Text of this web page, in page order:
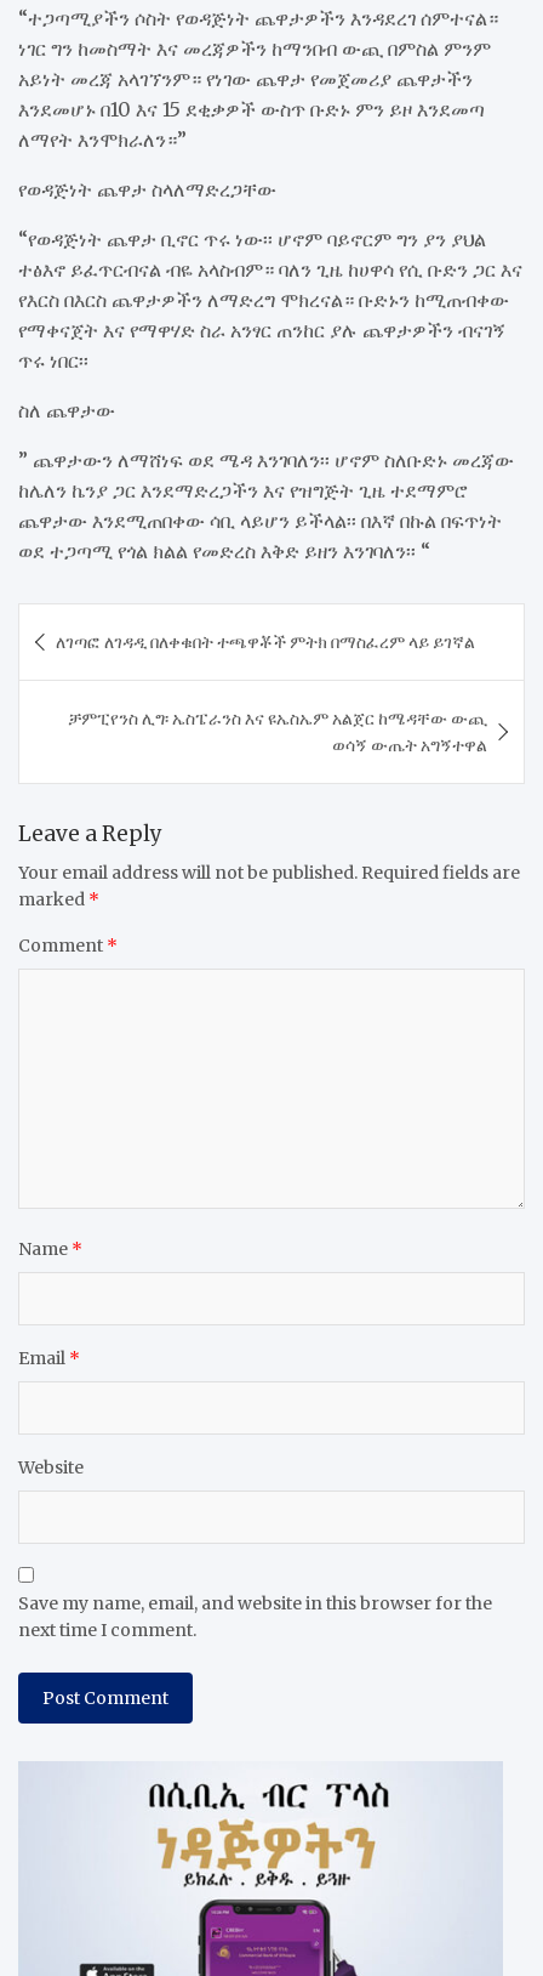
“ተጋጣሚያችን ሶስት የወዳጅነት ጨዋታዎችን እንዳደረገ ሰምተናል።
ነገር ግን ከመስማት እና መረጃዎችን ከማንበብ ውጪ በምስል ምንም
አይነት መረጃ አላገኘንም። የነገው ጨዋታ የመጀመሪያ ጨዋታችን
እንደመሆኑ በ10 እና 15 ደቂቃዎች ውስጥ ቡድኑ ምን ይዞ እንደመጣ
ለማየት እንሞክራለን።”
የወዳጅነት ጨዋታ ስላለማድረጋቸው
“የወዳጅነት ጨዋታ ቢኖር ጥሩ ነው፡፡ ሆኖም ባይኖርም ግን ያን ያህል
ተፅእኖ ይፈጥርብናል ብዬ አላስብም። ባለን ጊዜ ከሀዋሳ የሲ ቡድን ጋር እና
የእርስ በእርስ ጨዋታዎችን ለማድረግ ሞክረናል። ቡድኑን ከሚጠብቀው
የማቀናጀት እና የማዋሃድ ስራ አንፃር ጠንከር ያሉ ጨዋታዎችን ብናገኝ
ጥሩ ነበር፡፡
ስለ ጨዋታው
” ጨዋታውን ለማሸነፍ ወደ ሜዳ እንገባለን፡፡ ሆኖም ስለቡድኑ መረጃው
ከሌለን ኬንያ ጋር እንደማድረጋችን እና የዝግጅት ጊዜ ተደማምሮ
ጨዋታው እንደሚጠበቀው ሳቢ ላይሆን ይችላል፡፡ በእኛ በኩል በፍጥነት
ወደ ተጋጣሚ የጎል ክልል የመድረስ እቅድ ይዘን እንገባለን፡፡ “
navigation
ለገጣፎ ለገዳዲ በለቀቁበት ተጫዋቾች ምትክ በማስፈረም ላይ ይገኛል
ቻምፒየንስ ሊግ፡ ኤስፔራንስ እና ዩኤስኤም አልጀር ከሜዳቸው ውጪ
ወሳኝ ውጤት አግኝተዋል
Leave a Reply
Your email address will not be published. Required fields are
marked *
Comment *
Name *
Email *
Website
Save my name, email, and website in this browser for the
next time I comment.